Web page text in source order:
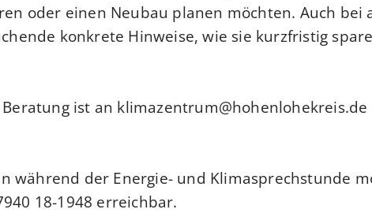
oder einen Neubau planen möchten. Auch bei
konkrete Hinweise, wie sie kurzfristig
ist an klimazentrum@hohenlohekreis.de
während der Energie- und Klimasprechstunde
18-1948 erreichbar.